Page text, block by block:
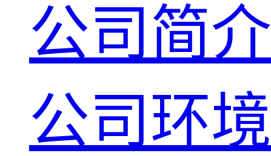
公司简介
公司环境